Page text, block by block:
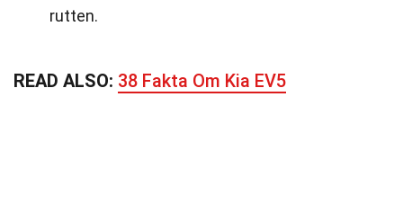
rutten.
READ ALSO: 38 Fakta Om Kia EV5